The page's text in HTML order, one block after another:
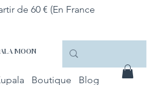
de 60 € (En France
Boutique Blog
MOON